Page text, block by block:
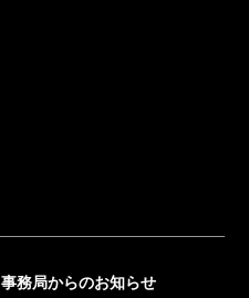
事務局からのお知らせ